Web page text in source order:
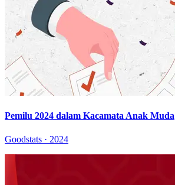
Pemilu 2024 dalam Kacamata Anak Muda
Goodstats · 2024